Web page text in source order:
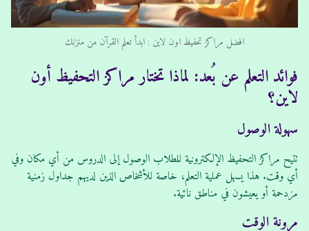
افضل مراكز تحفيظ اون لاين : ابدأ تعلم القرآن من منزلك
فوائد التعلم عن بُعد: لماذا تختار مراكز التحفيظ أون
لاين؟
سهولة الوصول
تتيح مراكز التحفيظ الإلكترونية للطلاب الوصول إلى الدروس من أي مكان وفي
أي وقت. هذا يسهل عملية التعلم، خاصة للأشخاص الذين لديهم جداول زمنية
مزدحمة أو يعيشون في مناطق نائية.
مرونة الوقت